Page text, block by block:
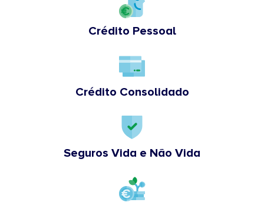
Crédito Pessoal
Crédito Consolidado
Seguros Vida e Não Vida